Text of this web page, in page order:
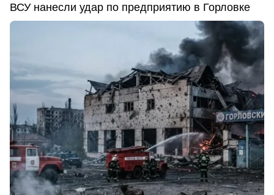
ВСУ нанесли удар по предприятию в Горловке